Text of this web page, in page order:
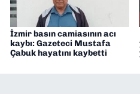
İzmir basın camiasının acı
kaybı: Gazeteci Mustafa
Çabuk hayatını kaybetti